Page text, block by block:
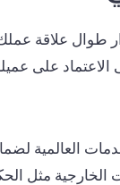
طوال علاقة
الاعتماد على
العالمية
الخارجية مثل